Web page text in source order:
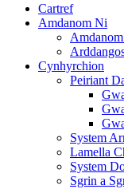
Cartref
Amdanom Ni
Cynhyrchion
Peiriant
System
Lamella
System
Sgrin a